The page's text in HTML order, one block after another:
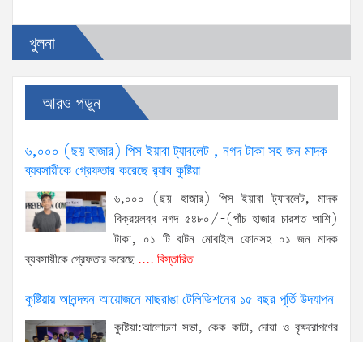
খুলনা
আরও পড়ুন
৬,০০০ (ছয় হাজার) পিস ইয়াবা ট্যাবলেট , নগদ টাকা সহ জন মাদক
ব্যবসায়ীকে গ্রেফতার করেছে র‌্যাব কুষ্টিয়া
৬,০০০ (ছয় হাজার) পিস ইয়াবা ট্যাবলেট, মাদক
বিক্রয়লব্ধ নগদ ৫৪৮০/-(পাঁচ হাজার চারশত আশি)
টাকা, ০১ টি বাটন মোবাইল ফোনসহ ০১ জন মাদক
ব্যবসায়ীকে গ্রেফতার করেছে .... বিস্তারিত
কুষ্টিয়ায় আনন্দঘন আয়োজনে মাছরাঙা টেলিভিশনের ১৫ বছর পূর্তি উদযাপন
কুষ্টিয়া:আলোচনা সভা, কেক কাটা, দোয়া ও বৃক্ষরোপণের